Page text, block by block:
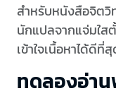
สำหรับหนังสือจิตวิ
นักแปลจากแจ่มใส
เข้าใจเนื้อหาได้ดีที่
ทดลองอ่า